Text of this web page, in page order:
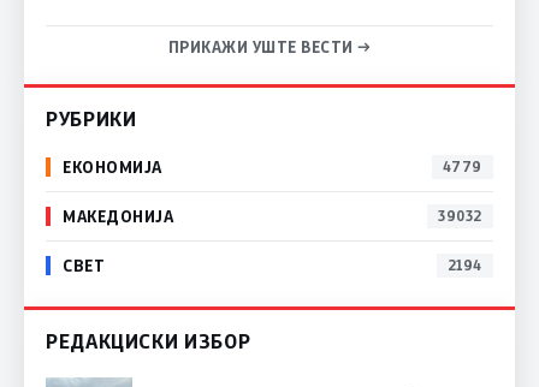
ПРИКАЖИ УШТЕ ВЕСТИ →
РУБРИКИ
ЕКОНОМИЈА 4779
МАКЕДОНИЈА 39032
СВЕТ 2194
РЕДАКЦИСКИ ИЗБОР